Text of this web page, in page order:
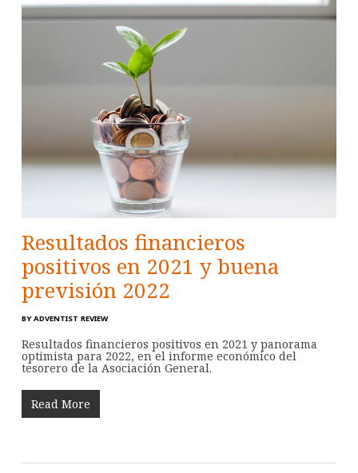
Resultados financieros
positivos en 2021 y buena
previsión 2022
BY ADVENTIST REVIEW
Resultados financieros positivos en 2021 y panorama
optimista para 2022, en el informe económico del
tesorero de la Asociación General.
Read More